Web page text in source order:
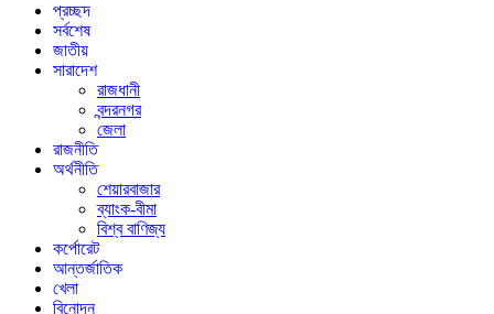
প্রচ্ছদ
সর্বশেষ
জাতীয়
সারাদেশ
রাজধানী
বন্দরনগর
জেলা
রাজনীতি
অর্থনীতি
শেয়ারবাজার
ব্যাংক-বীমা
বিশ্ব বাণিজ্য
কর্পোরেট
আন্তর্জাতিক
খেলা
বিনোদন